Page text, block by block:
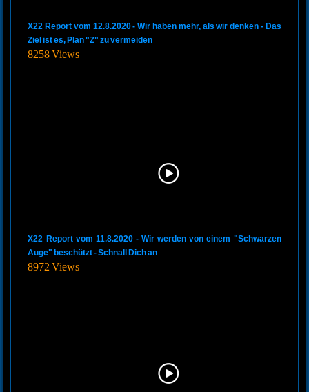
X22 Report vom 12.8.2020 - Wir haben mehr, als wir denken - Das
Ziel ist es, Plan "Z" zu vermeiden
8258 Views
X22 Report vom 11.8.2020 - Wir werden von einem "Schwarzen
Auge" beschützt - Schnall Dich an
8972 Views